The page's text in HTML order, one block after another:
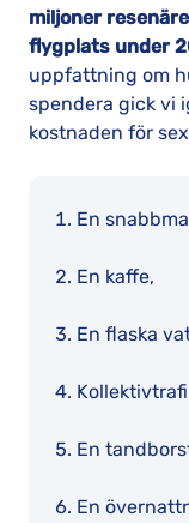
miljoner
flygplats under
uppfattning om
spendera gick vi
kostnaden för
En
En kaffe,
En flaska
En
En